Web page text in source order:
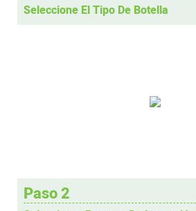
Seleccione El Tipo De Botella
Paso 2